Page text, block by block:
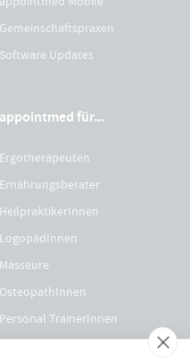
Gemeinschaftspraxen
Software Updates
appointmed für...
Ergotherapeuten
Ernährungsberater
HeilpraktikerInnen
LogopädInnen
Masseure
OsteopathInnen
Personal TrainerInnen